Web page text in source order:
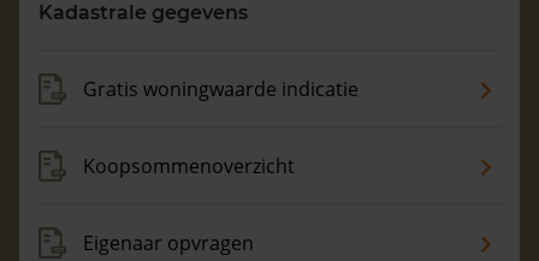
088 220 4200
Kadastrale gegevens
Gratis woningwaarde indicatie
Koopsommenoverzicht
Eigenaar opvragen